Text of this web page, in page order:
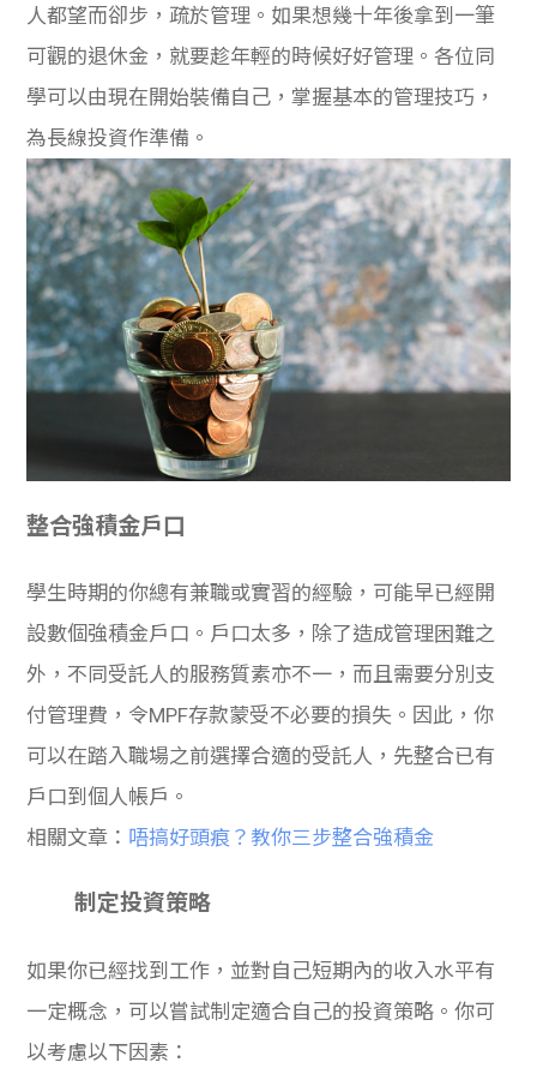
機
網上
私人
貸款
貸款
計數
de
校園
Gui
de
理財
Gui
101
人都望而卻步，疏於管理。如果想幾十年後拿到一筆
可觀的退休金，就要趁年輕的時候好好管理。各位同
學可以由現在開始裝備自己，掌握基本的管理技巧，
為長線投資作準備。
整合強積金戶口
學生時期的你總有兼職或實習的經驗，可能早已經開
設數個強積金戶口。戶口太多，除了造成管理困難之
外，不同受託人的服務質素亦不一，而且需要分別支
付管理費，令MPF存款蒙受不必要的損失。因此，你
可以在踏入職場之前選擇合適的受託人，先整合已有
戶口到個人帳戶。
相關文章： 唔搞好頭痕？教你三步整合強積金
制定投資策略
如果你已經找到工作，並對自己短期內的收入水平有
一定概念，可以嘗試制定適合自己的投資策略。你可
以考慮以下因素：